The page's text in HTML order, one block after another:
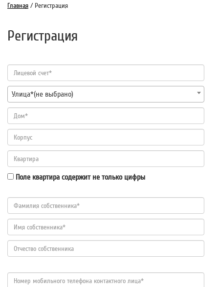
Главная / Регистрация
Регистрация
Улица*(не выбрано)
Поле квартира содержит не только цифры